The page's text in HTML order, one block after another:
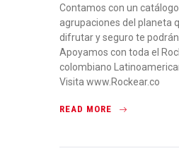
Contamos con un
agrupaciones del planeta
difrutar y seguro te podrán
Apoyamos con toda el
colombiano
Visita www.Rockear.co
READ MORE